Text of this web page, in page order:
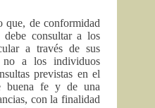
que, de conformidad
consultar a los
a través de sus
no a los individuos
previstas en el
buena fe y de una
con la finalidad